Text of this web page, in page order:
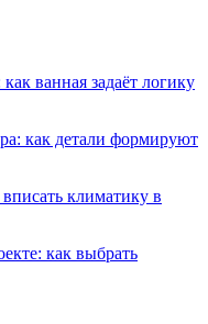
ванная задаёт логику
как детали формируют
климатику в
как выбрать